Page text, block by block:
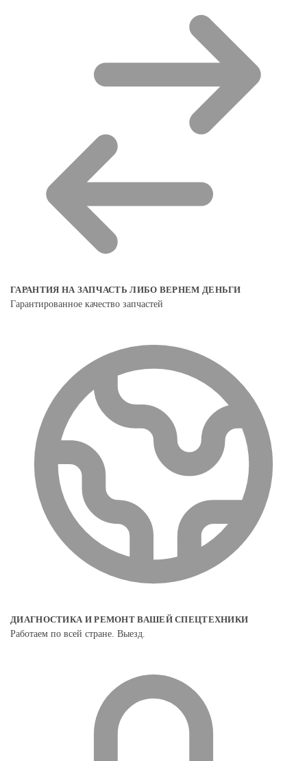
ГАРАНТИЯ НА ЗАПЧАСТЬ ЛИБО ВЕРНЕМ ДЕНЬГИ
Гарантированное качество запчастей
ДИАГНОСТИКА И РЕМОНТ ВАШЕЙ СПЕЦТЕХНИКИ
Работаем по всей стране. Выезд.